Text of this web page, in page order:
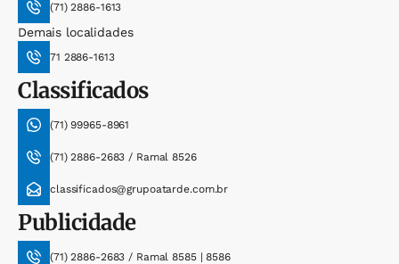
(71) 2886-1613
Demais localidades
71 2886-1613
Classificados
(71) 99965-8961
(71) 2886-2683 / Ramal 8526
classificados@grupoatarde.com.br
Publicidade
(71) 2886-2683 / Ramal 8585 | 8586